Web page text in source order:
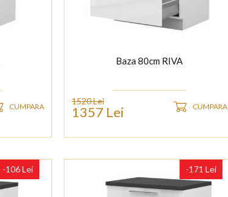
CUMPARA
Baza 80cm RIVA
1520 Lei
1357 Lei CUMPARA
-106 Lei -171 Lei